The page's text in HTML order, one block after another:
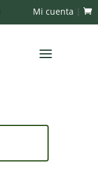
Mi cuenta |